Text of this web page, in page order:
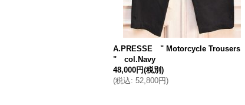
A.PRESSE " Motorcycle Trousers
" col.Navy
48,000円(税別)
(税込: 52,800円)